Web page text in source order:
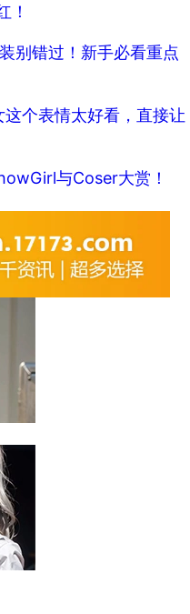
！
别错过！新手必看重点
个表情太好看，直接让
与Coser大赏！